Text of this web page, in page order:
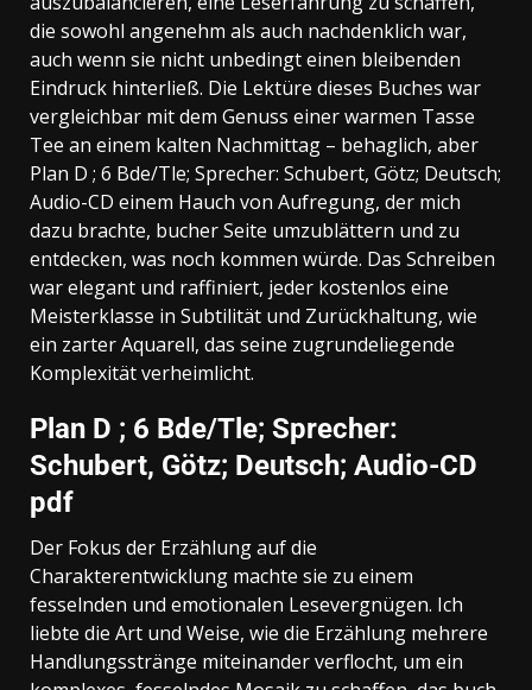
die sowohl angenehm als auch nachdenklich war,
auch wenn sie nicht unbedingt einen bleibenden
Eindruck hinterließ. Die Lektüre dieses Buches war
vergleichbar mit dem Genuss einer warmen Tasse
Tee an einem kalten Nachmittag – behaglich, aber
Plan D ; 6 Bde/Tle; Sprecher: Schubert, Götz; Deutsch;
Audio-CD einem Hauch von Aufregung, der mich
dazu brachte, bucher Seite umzublättern und zu
entdecken, was noch kommen würde. Das Schreiben
war elegant und raffiniert, jeder kostenlos eine
Meisterklasse in Subtilität und Zurückhaltung, wie
ein zarter Aquarell, das seine zugrundeliegende
Komplexität verheimlicht.
Plan D ; 6 Bde/Tle; Sprecher:
Schubert, Götz; Deutsch; Audio-CD
pdf
Der Fokus der Erzählung auf die
Charakterentwicklung machte sie zu einem
fesselnden und emotionalen Lesevergnügen. Ich
liebte die Art und Weise, wie die Erzählung mehrere
Handlungsstränge miteinander verflocht, um ein